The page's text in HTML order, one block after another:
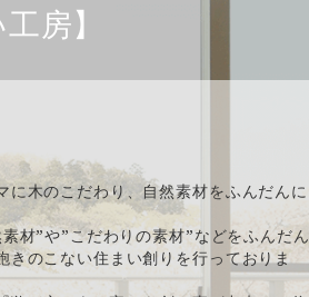
房】
木のこだわり、自然素材をふんだんに
材”や”こだわりの素材”などをふんだん
きのこない住まい創りを行っておりま